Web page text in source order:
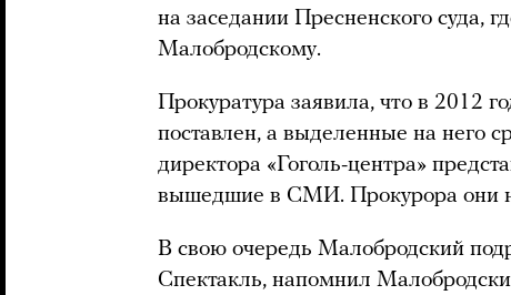
на заседании Пресненского суда,
Малобродскому.
Прокуратура заявила, что в 2012
поставлен, а выделенные на него
директора «Гоголь-центра»
вышедшие в СМИ. Прокурора они
В свою очередь Малобродский
Спектакль, напомнил